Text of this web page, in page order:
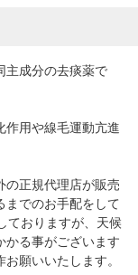
主成分の去痰薬で
作用や線毛運動亢進
の正規代理店が販売
までのお手配をして
ておりますが、天候
かる事がございます
願いいたします。